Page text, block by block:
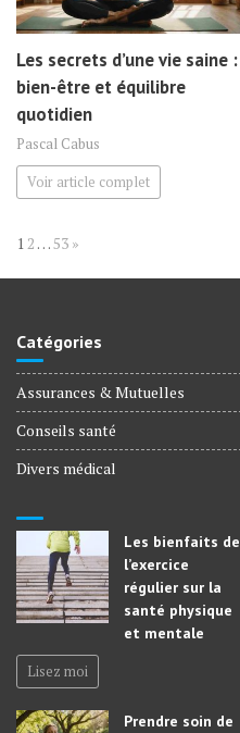
Les secrets d’une vie saine :
bien-être et équilibre
quotidien
Pascal Cabus
Voir article complet
Page:
1 2 …53 Next
»
Catégories
Assurances & Mutuelles
Conseils santé
Divers médical
Les bienfaits de
l’exercice
régulier sur la
santé physique
et mentale
Lisez moi
Prendre soin de